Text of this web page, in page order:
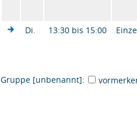
Di. 13:30 bis 15:00
Gruppe [unbenannt]: